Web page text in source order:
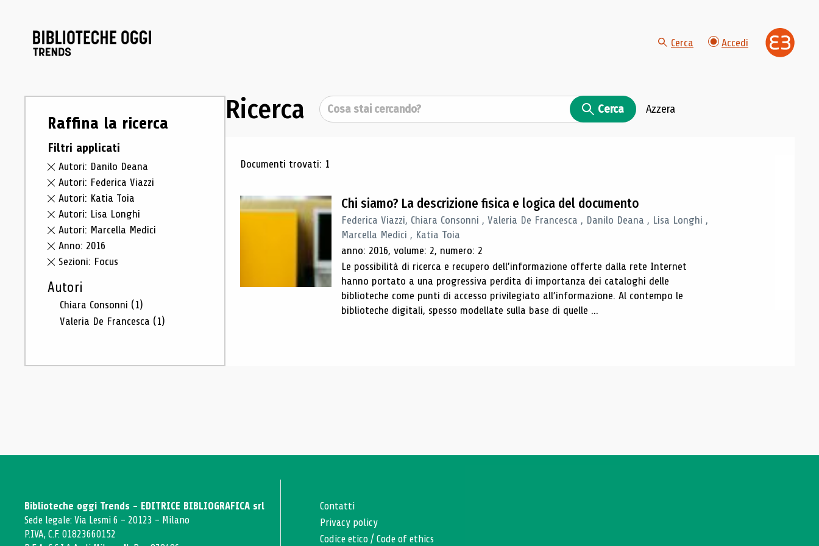
Cerca Accedi
Raffina la ricerca
Filtri applicati
Autori: Danilo Deana
Autori: Federica Viazzi
Autori: Katia Toia
Autori: Lisa Longhi
Autori: Marcella Medici
Anno: 2016
Sezioni: Focus
Autori
Chiara Consonni (1)
Valeria De Francesca (1)
Ricerca Cerca Cerca Azzera
Risultati di ricerca
Documenti trovati: 1
Chi siamo? La descrizione fisica e logica del documento
Federica Viazzi, Chiara Consonni , Valeria De Francesca , Danilo Deana , Lisa Longhi ,
Marcella Medici , Katia Toia
anno: 2016, volume: 2, numero: 2
Le possibilità di ricerca e recupero dell’informazione offerte dalla rete Internet
hanno portato a una progressiva perdita di importanza dei cataloghi delle
biblioteche come punti di accesso privilegiato all’informazione. Al contempo le
biblioteche digitali, spesso modellate sulla base di quelle ...
Biblioteche oggi Trends - EDITRICE BIBLIOGRAFICA srl
Sede legale: Via Lesmi 6 - 20123 - Milano
P.IVA, C.F. 01823660152
Contatti
Privacy policy
Codice etico /Code of ethics